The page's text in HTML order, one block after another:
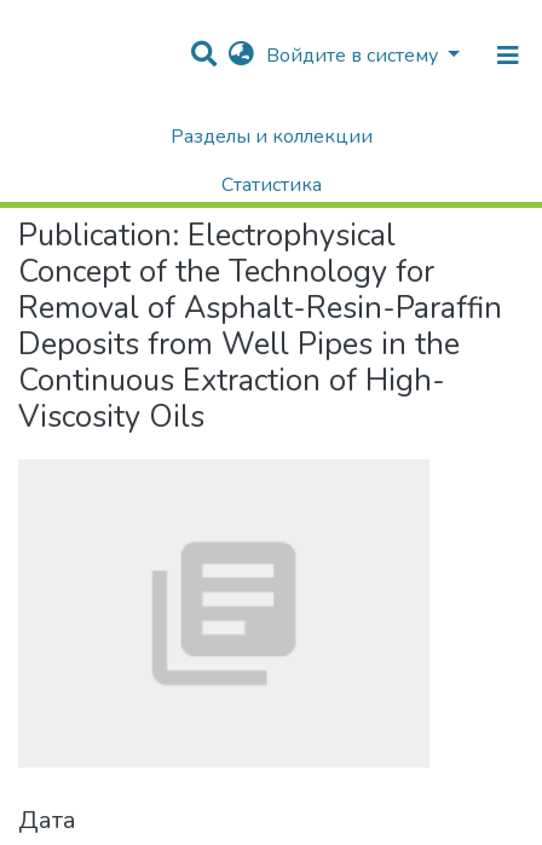
Войдите в систему
Разделы и коллекции
Статистика
Поиск
Научные публикации / Препринты
Publication: Electrophysical
Concept of the Technology for
Removal of Asphalt-Resin-Paraffin
Deposits from Well Pipes in the
Continuous Extraction of High-
Viscosity Oils
Дата